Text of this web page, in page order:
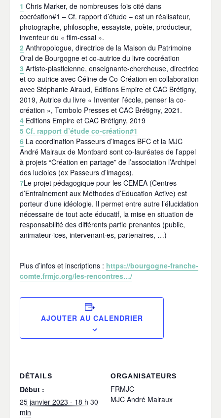
1 Chris Marker, de nombreuses fois cité dans
cocréation#1 – Cf. rapport d’étude – est un réalisateur,
photographe, philosophe, essayiste, poète, producteur,
inventeur du « film-essai ».
2 Anthropologue, directrice de la Maison du Patrimoine
Oral de Bourgogne et co-autrice du livre cocréation
3 Artiste-plasticienne, enseignante-chercheuse, directrice
et co-autrice avec Céline de Co-Création en collaboration
avec Stéphanie Airaud, Editions Empire et CAC Brétigny,
2019, Autrice du livre « Inventer l’école, penser la co-
création », Tombolo Presses et CAC Brétigny, 2021.
4 Editions Empire et CAC Brétigny, 2019
5 Cf. rapport d’étude co-création#1
6 La coordination Passeurs d’images BFC et la MJC
André Malraux de Montbard sont co-lauréates de l’appel
à projets “Création en partage” de l’association l’Archipel
des lucioles (ex Passeurs d’images).
7Le projet pédagogique pour les CEMEA (Centres
d’Entraînement aux Méthodes d’Education Active) est
porteur d’une idéologie. Il permet entre autre l’élucidation
nécessaire de tout acte éducatif, la mise en situation de
responsabilité des différents partie prenantes (public,
animateur·ices, intervenant·es, partenaires, …)
Plus d’infos et inscriptions : https://bourgogne-franche-
comte.frmjc.org/les-rencontres…/
AJOUTER AU CALENDRIER
DÉTAILS
Début :
25 janvier 2023 - 18 h 30
min
ORGANISATEURS
FRMJC
MJC André Malraux